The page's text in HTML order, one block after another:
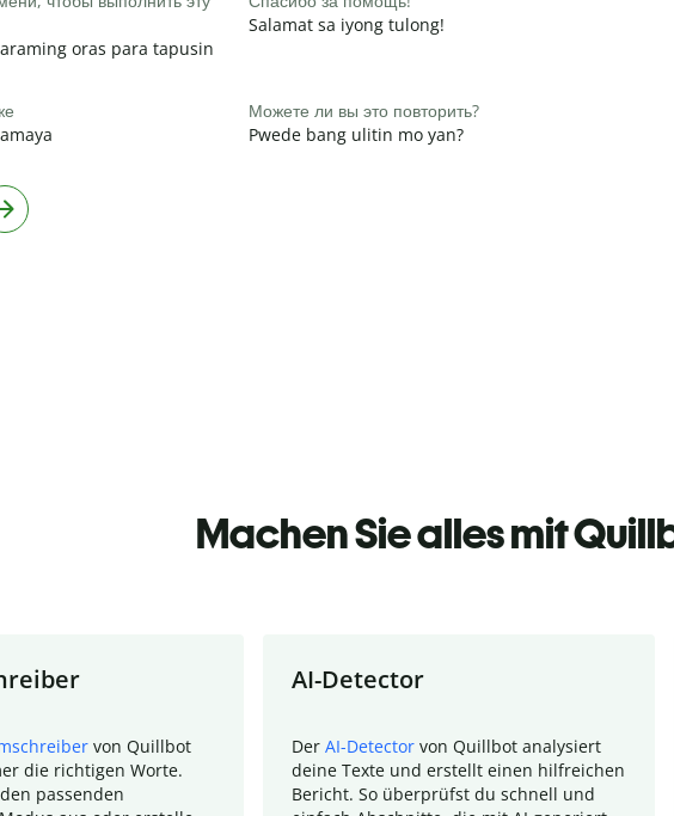
oras para tapusin
Salamat sa iyong tulong!
Можете ли вы это повторить?
Pwede bang ulitin mo yan?
Machen Sie alles mit
von Quillbot
die richtigen Worte.
passenden
AI-Detector
Der AI-Detector von Quillbot analysiert
deine Texte und erstellt einen hilfreichen
Bericht. So überprüfst du schnell und